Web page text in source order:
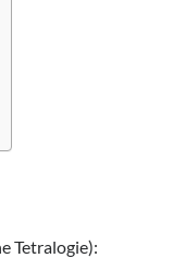
Tetralogie):